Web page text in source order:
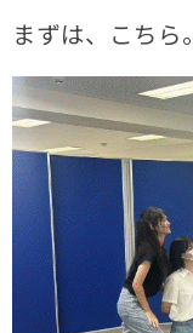
まずは、こちら。